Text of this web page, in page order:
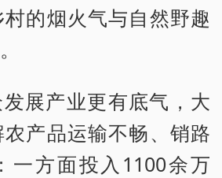
的烟火气与自然野趣
展产业更有底气，大
产品运输不畅、销路
一方面投入1100余万